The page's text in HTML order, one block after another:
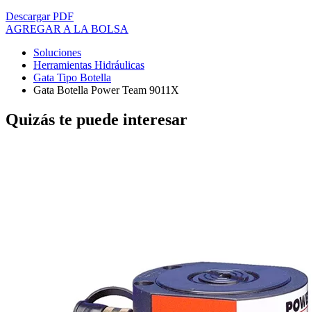
Descargar PDF
AGREGAR A LA BOLSA
Soluciones
Herramientas Hidráulicas
Gata Tipo Botella
Gata Botella Power Team 9011X
Quizás te puede interesar